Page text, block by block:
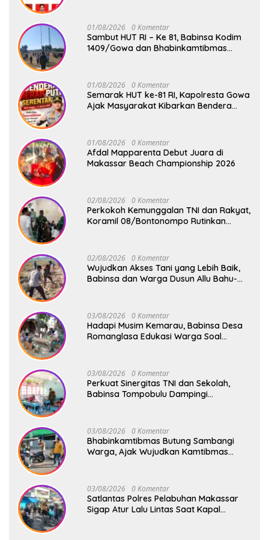
01/08/2026 0 Komentar
Sambut HUT RI – Ke 81, Babinsa Kodim
1409/Gowa dan Bhabinkamtibmas
01/08/2026 0 Komentar
Semarak HUT ke-81 RI, Kapolresta Gowa
Ajak Masyarakat Kibarkan Bendera
01/08/2026 0 Komentar
Afdal Mapparenta Debut Juara di
Makassar Beach Championship 2026
02/08/2026 0 Komentar
Perkokoh Kemunggalan TNI dan Rakyat,
Koramil 08/Bontonompo Rutinkan
02/08/2026 0 Komentar
Wujudkan Akses Tani yang Lebih Baik,
Babinsa dan Warga Dusun Allu Bahu-
03/08/2026 0 Komentar
Hadapi Musim Kemarau, Babinsa Desa
Romanglasa Edukasi Warga Soal
03/08/2026 0 Komentar
Perkuat Sinergitas TNI dan Sekolah,
Babinsa Tompobulu Dampingi
03/08/2026 0 Komentar
Bhabinkamtibmas Butung Sambangi
Warga, Ajak Wujudkan Kamtibmas
03/08/2026 0 Komentar
Satlantas Polres Pelabuhan Makassar
Sigap Atur Lalu Lintas Saat Kapal